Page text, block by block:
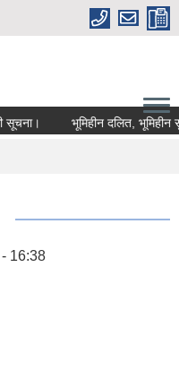
भूमिहीन दलित, भूमिहीन
16:38